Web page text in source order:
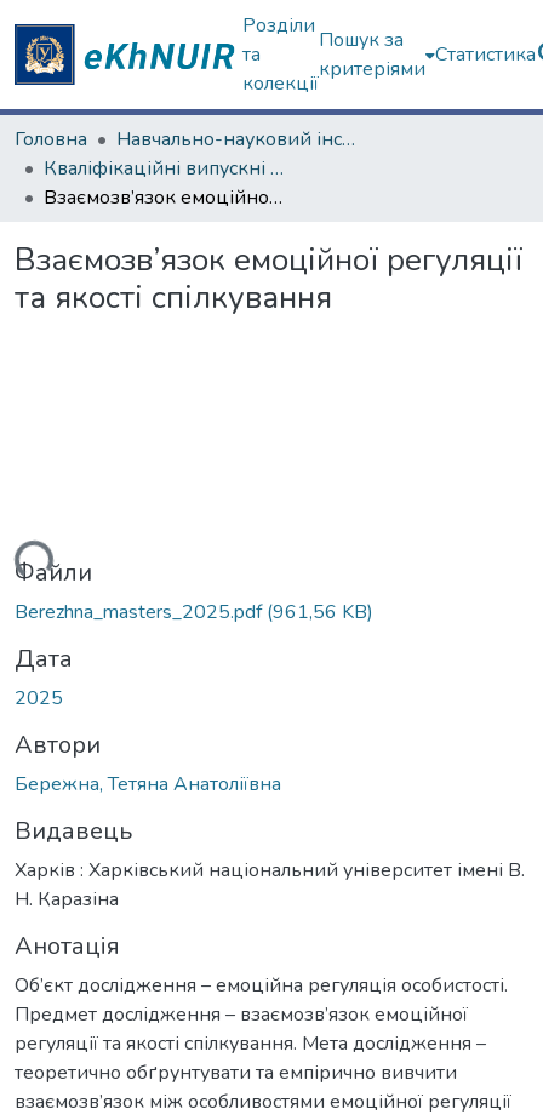
Розділи
та
колекції
Пошук за
критеріями
Статистика
Головна
Навчально-науковий інститут «Українська інженерно-педагогічна академія»
Кваліфікаційні випускні роботи магістрів. Навчально-науковий інститут «Українська інженерно-педагогічна академія»
Взаємозв’язок емоційної регуляції та якості спілкування
Взаємозв’язок емоційної регуляції
та якості спілкування
Файли
Berezhna_masters_2025.pdf(961,56 KB)
Дата
2025
Автори
Бережна, Тетяна Анатоліївна
Видавець
Харків : Харківський національний університет імені В.
Н. Каразіна
Анотація
Об’єкт дослідження – емоційна регуляція особистості.
Предмет дослідження – взаємозв’язок емоційної
регуляції та якості спілкування. Мета дослідження –
теоретично обґрунтувати та емпірично вивчити
взаємозв’язок між особливостями емоційної регуляції